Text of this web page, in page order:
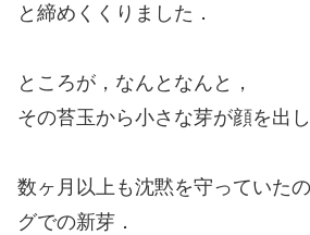
と締めくくりました．
ところが，なんとなんと，
その苔玉から小さな芽が顔を出
数ヶ月以上も沈黙を守っていた
グでの新芽．